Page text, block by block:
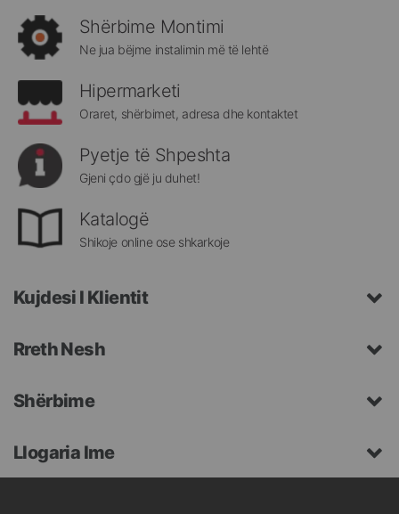
rreth
Megatek:
Shërbime Montimi
Ne jua bëjme instalimin më të lehtë
Hipermarketi
Oraret, shërbimet, adresa dhe kontaktet
Pyetje të Shpeshta
Gjeni çdo gjë ju duhet!
Katalogë
Shikoje online ose shkarkoje
Kujdesi I Klientit
Rreth Nesh
Shërbime
Llogaria Ime